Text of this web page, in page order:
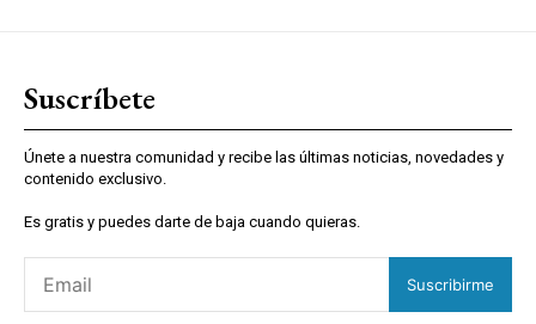
Suscríbete
Únete a nuestra comunidad y recibe las últimas noticias, novedades y
contenido exclusivo.
Es gratis y puedes darte de baja cuando quieras.
Suscribirme